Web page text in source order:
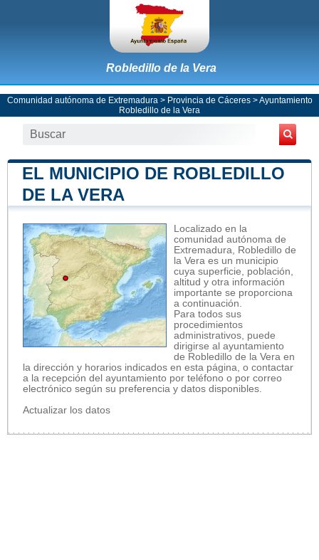
Robledillo de la Vera
Comunidad autónoma de Extremadura > Provincia de Cáceres>Ayuntamiento
Robledillo de la Vera
EL MUNICIPIO DE ROBLEDILLO
DE LA VERA
Localizado en la
comunidad autónoma de
Extremadura, Robledillo de
la Vera es un municipio
cuya superficie, población,
altitud y otra información
importante se proporciona
a continuación.
Para todos sus
procedimientos
administrativos, puede
dirigirse al ayuntamiento
de Robledillo de la Vera en
la dirección y horarios indicados en esta página, o contactar
a la recepción del ayuntamiento por teléfono o por correo
electrónico según su preferencia y datos disponibles.
Actualizar los datos